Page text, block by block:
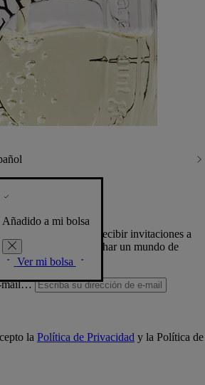
Añadido a mi bolsa
Ver mi bolsa
de la Casa, recibir invitaciones a
Diptyque y aprovechar un mundo de
newsletter.
mail…
la Política de Privacidad y la Política de